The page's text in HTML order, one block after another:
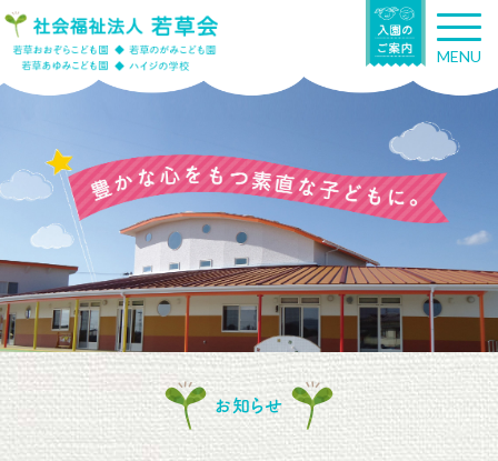
T
o
g
n
g
a
t
n
MENU
お知らせ